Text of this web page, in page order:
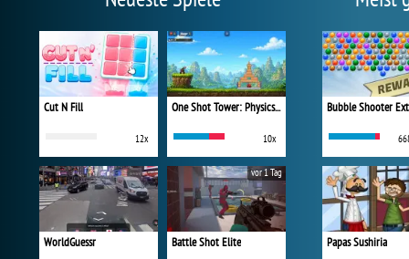
Cut N Fill
12x
One Shot Tower: Physics Destroyer
10x
WorldGuessr Battle Shot Elite
vor 1 Tag
Bubble Shooter
Papas Sushiria